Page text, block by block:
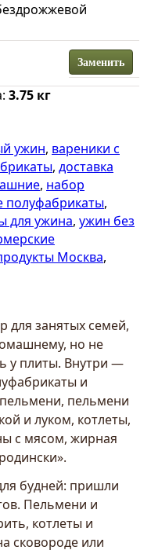
Заменить
3.75 кг
ужин, вареники с
, доставка
, набор
полуфабрикаты,
для ужина, ужин без
Москва,
для занятых семей,
но не
у плиты. Внутри —
и
пельмени
и луком, котлеты,
с мясом, жирная
будней: пришли
Пельмени и
котлеты и
сковороде или